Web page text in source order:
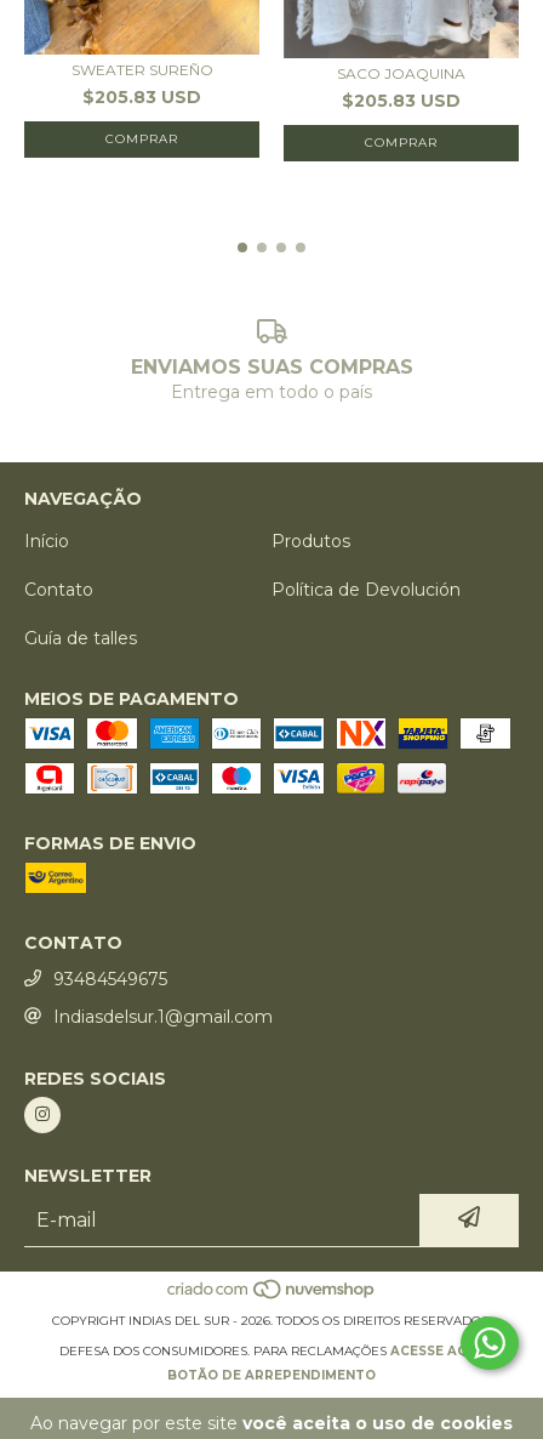
Ao navegar por este site você aceita o uso de cookies
SWEATER SUREÑO
$205.83 USD
COMPRAR
SACO JOAQUINA
$205.83 USD
COMPRAR
ENVIAMOS SUAS COMPRAS
Entrega em todo o país
NAVEGAÇÃO
Início
Produtos
Contato Política de Devolución
Guía de talles
MEIOS DE PAGAMENTO
FORMAS DE ENVIO
CONTATO
93484549675
Indiasdelsur.1@gmail.com
REDES SOCIAIS
NEWSLETTER
COPYRIGHT INDIAS DEL SUR - 2026. TODOS OS DIREITOS RESERVADOS.
DEFESA DOS CONSUMIDORES. PARA RECLAMAÇÕES ACESSE AQUI.
BOTÃO DE ARREPENDIMENTO